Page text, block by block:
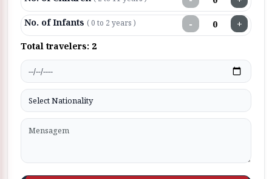
No. of Infants ( 0 to 2 years ) − +
Total travelers: 2